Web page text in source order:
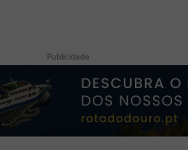
Publicidade